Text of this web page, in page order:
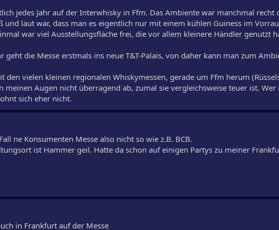
jedes Jahr auf der Interwhisky in Ffm. Das Ambiente war manchmal recht
und laut war, dass man es eigentlich nur mit einem kühlen Guiness im
war viel Ausstellungsfläche frei, die vor allem kleinere Händler genutzt
geht die Messe erstmals ins neue T&T-Palais, von daher kann man zum
den vielen kleinen regionalen Whiskymessen, gerade um Ffm herum
meinen Augen nicht überragend ab, zumal sie vergleichsweise teuer ist.
sich eher nicht.
ne Konsumenten Messe also nicht so wie z.B. BCB.
ist Hammer geil. Hatte da schon auf einigen Partys zu meiner
in Frankfurt auf der Messe